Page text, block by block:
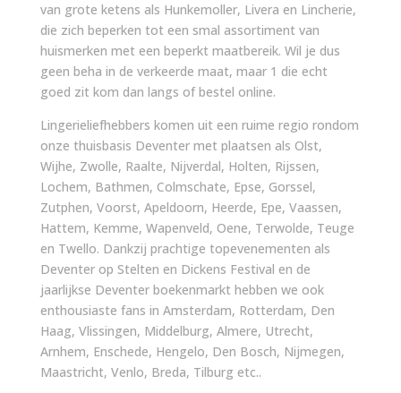
van grote ketens als Hunkemoller, Livera en Lincherie,
die zich beperken tot een smal assortiment van
huismerken met een beperkt maatbereik. Wil je dus
geen beha in de verkeerde maat, maar 1 die echt
goed zit kom dan langs of bestel online.
Lingerieliefhebbers komen uit een ruime regio rondom
onze thuisbasis Deventer met plaatsen als Olst,
Wijhe, Zwolle, Raalte, Nijverdal, Holten, Rijssen,
Lochem, Bathmen, Colmschate, Epse, Gorssel,
Zutphen, Voorst, Apeldoorn, Heerde, Epe, Vaassen,
Hattem, Kemme, Wapenveld, Oene, Terwolde, Teuge
en Twello. Dankzij prachtige topevenementen als
Deventer op Stelten en Dickens Festival en de
jaarlijkse Deventer boekenmarkt hebben we ook
enthousiaste fans in Amsterdam, Rotterdam, Den
Haag, Vlissingen, Middelburg, Almere, Utrecht,
Arnhem, Enschede, Hengelo, Den Bosch, Nijmegen,
Maastricht, Venlo, Breda, Tilburg etc..